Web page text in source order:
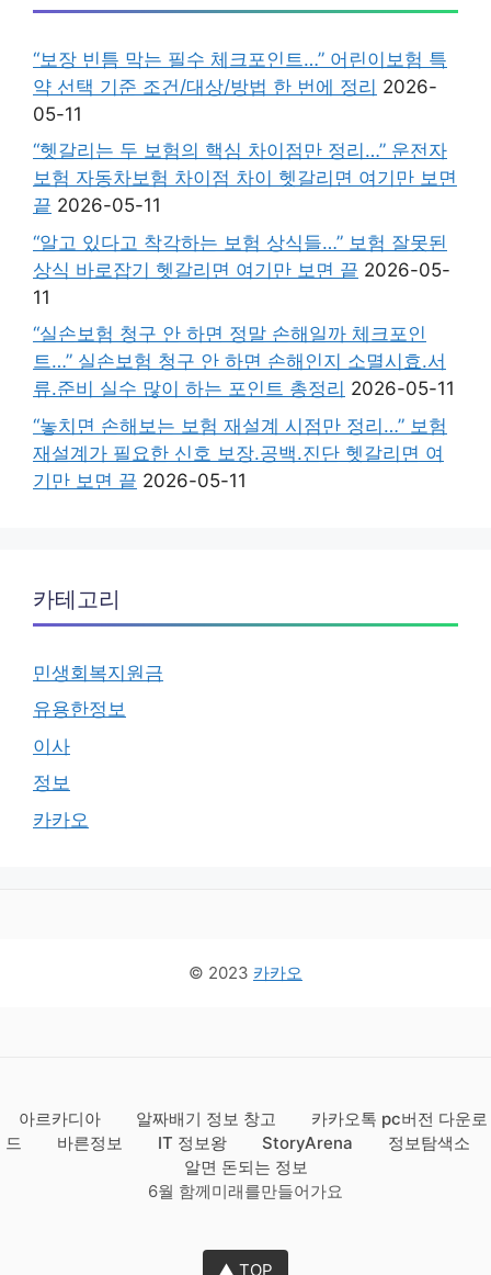
“보장 빈틈 막는 필수 체크포인트…” 어린이보험 특
약 선택 기준 조건/대상/방법 한 번에 정리 2026-
05-11
“헷갈리는 두 보험의 핵심 차이점만 정리…” 운전자
보험 자동차보험 차이점 차이 헷갈리면 여기만 보면
끝 2026-05-11
“알고 있다고 착각하는 보험 상식들…” 보험 잘못된
상식 바로잡기 헷갈리면 여기만 보면 끝 2026-05-
11
“실손보험 청구 안 하면 정말 손해일까 체크포인
트…” 실손보험 청구 안 하면 손해인지 소멸시효.서
류.준비 실수 많이 하는 포인트 총정리 2026-05-11
“놓치면 손해보는 보험 재설계 시점만 정리…” 보험
재설계가 필요한 신호 보장.공백.진단 헷갈리면 여
기만 보면 끝 2026-05-11
카테고리
민생회복지원금
유용한정보
이사
정보
카카오
© 2023 카카오
아르카디아 알짜배기 정보 창고
카카오톡 pc버전 다운로
드
바른정보 IT 정보왕 StoryArena
정보탐색소
알면 돈되는 정보
6월 함께미래를만들어가요
▲ TOP